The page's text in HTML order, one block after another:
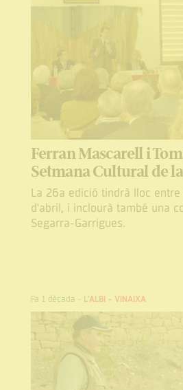
Ferran Mascarell i
Setmana Cultural de
La 26a edició tindrà lloc
d'abril, i inclourà també una
Segarra-Garrigues.
Fa 1 dècada - L'ALBI - VINAIXA